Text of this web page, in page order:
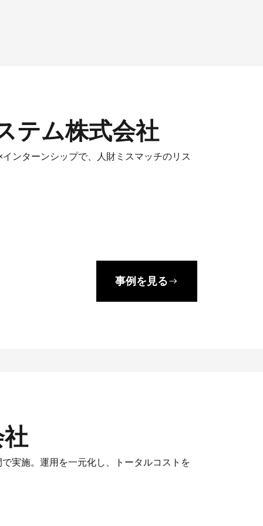
テム株式会社
ンターンシップで、人財ミスマッチのリス
事例を見る
実施。運用を一元化し、トータルコストを